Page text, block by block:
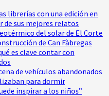
librerías con una edición en
sus mejores relatos
del solar de El Corte
de Can Fàbregas
es clave contar con
de vehículos abandonados
para dormir
inspirar a los niños”